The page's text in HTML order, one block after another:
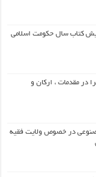
کتاب سال حکومت اسلامی
در مقدمات ، ارکان و
در خصوص ولایت فقیه